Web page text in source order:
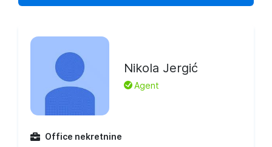
Nikola Jergić
L Agent
Office nekretnine